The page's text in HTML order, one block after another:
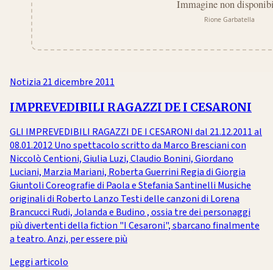
Notizia 21 dicembre 2011
IMPREVEDIBILI RAGAZZI DE I CESARONI
GLI IMPREVEDIBILI RAGAZZI DE I CESARONI dal 21.12.2011 al
08.01.2012 Uno spettacolo scritto da Marco Bresciani con
Niccolò Centioni, Giulia Luzi, Claudio Bonini, Giordano
Luciani, Marzia Mariani, Roberta Guerrini Regia di Giorgia
Giuntoli Coreografie di Paola e Stefania Santinelli Musiche
originali di Roberto Lanzo Testi delle canzoni di Lorena
Brancucci Rudi, Jolanda e Budino , ossia tre dei personaggi
più divertenti della fiction "I Cesaroni", sbarcano finalmente
a teatro. Anzi, per essere più
Leggi articolo